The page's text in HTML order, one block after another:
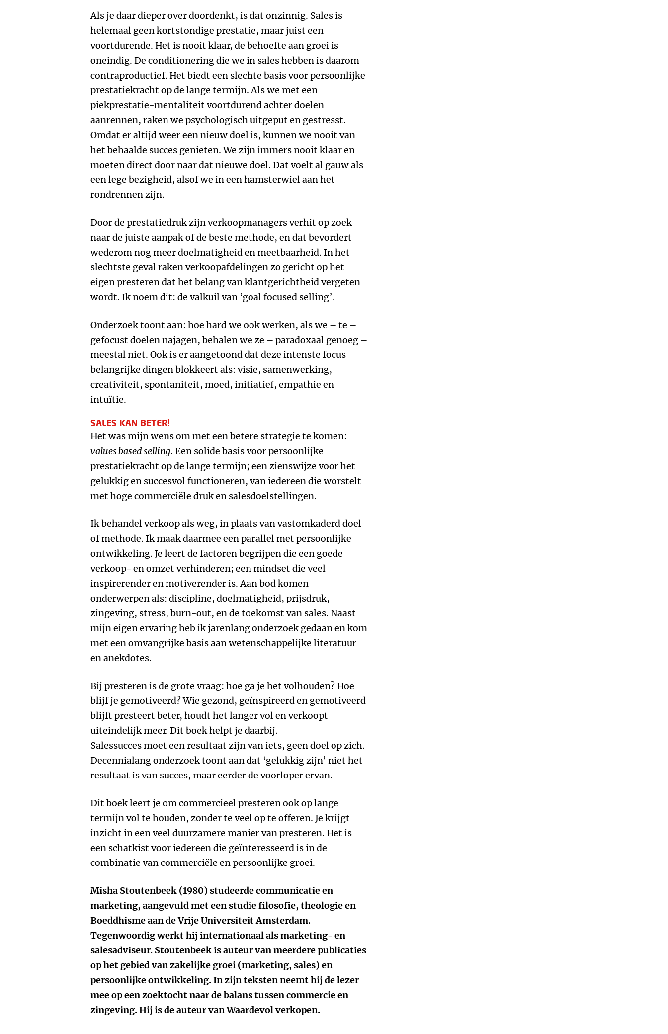
Als je daar dieper over doordenkt, is dat onzinnig. Sales is
helemaal geen kortstondige prestatie, maar juist een
voortdurende. Het is nooit klaar, de behoefte aan groei is
oneindig. De conditionering die we in sales hebben is daarom
contraproductief. Het biedt een slechte basis voor persoonlijke
prestatiekracht op de lange termijn. Als we met een
piekprestatie-mentaliteit voortdurend achter doelen
aanrennen, raken we psychologisch uitgeput en gestresst.
Omdat er altijd weer een nieuw doel is, kunnen we nooit van
het behaalde succes genieten. We zijn immers nooit klaar en
moeten direct door naar dat nieuwe doel. Dat voelt al gauw als
een lege bezigheid, alsof we in een hamsterwiel aan het
rondrennen zijn.
Door de prestatiedruk zijn verkoopmanagers verhit op zoek
naar de juiste aanpak of de beste methode, en dat bevordert
wederom nog meer doelmatigheid en meetbaarheid. In het
slechtste geval raken verkoopafdelingen zo gericht op het
eigen presteren dat het belang van klantgerichtheid vergeten
wordt. Ik noem dit: de valkuil van ‘goal focused selling’.
Onderzoek toont aan: hoe hard we ook werken, als we – te –
gefocust doelen najagen, behalen we ze – paradoxaal genoeg –
meestal niet. Ook is er aangetoond dat deze intenste focus
belangrijke dingen blokkeert als: visie, samenwerking,
creativiteit, spontaniteit, moed, initiatief, empathie en
intuïtie.
SALES KAN BETER!
Het was mijn wens om met een betere strategie te komen:
values based selling. Een solide basis voor persoonlijke
prestatiekracht op de lange termijn; een zienswijze voor het
gelukkig en succesvol functioneren, van iedereen die worstelt
met hoge commerciële druk en salesdoelstellingen.
Ik behandel verkoop als weg, in plaats van vastomkaderd doel
of methode. Ik maak daarmee een parallel met persoonlijke
ontwikkeling. Je leert de factoren begrijpen die een goede
verkoop- en omzet verhinderen; een mindset die veel
inspirerender en motiverender is. Aan bod komen
onderwerpen als: discipline, doelmatigheid, prijsdruk,
zingeving, stress, burn-out, en de toekomst van sales. Naast
mijn eigen ervaring heb ik jarenlang onderzoek gedaan en kom
met een omvangrijke basis aan wetenschappelijke literatuur
en anekdotes.
Bij presteren is de grote vraag: hoe ga je het volhouden? Hoe
blijf je gemotiveerd? Wie gezond, geïnspireerd en gemotiveerd
blijft presteert beter, houdt het langer vol en verkoopt
uiteindelijk meer. Dit boek helpt je daarbij.
Salessucces moet een resultaat zijn van iets, geen doel op zich.
Decennialang onderzoek toont aan dat ‘gelukkig zijn’ niet het
resultaat is van succes, maar eerder de voorloper ervan.
Dit boek leert je om commercieel presteren ook op lange
termijn vol te houden, zonder te veel op te offeren. Je krijgt
inzicht in een veel duurzamere manier van presteren. Het is
een schatkist voor iedereen die geïnteresseerd is in de
combinatie van commerciële en persoonlijke groei.
Misha Stoutenbeek (1980) studeerde communicatie en
marketing, aangevuld met een studie filosofie, theologie en
Boeddhisme aan de Vrije Universiteit Amsterdam.
Tegenwoordig werkt hij internationaal als marketing- en
salesadviseur. Stoutenbeek is auteur van meerdere publicaties
op het gebied van zakelijke groei (marketing, sales) en
persoonlijke ontwikkeling. In zijn teksten neemt hij de lezer
mee op een zoektocht naar de balans tussen commercie en
zingeving. Hij is de auteur vanWaardevol verkopen.